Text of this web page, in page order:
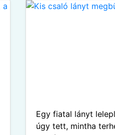
Egy fiatal lányt
úgy tett, mintha